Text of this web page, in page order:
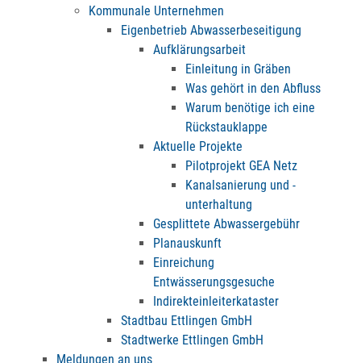
Kommunale Unternehmen
Eigenbetrieb Abwasserbeseitigung
Aufklärungsarbeit
Einleitung in Gräben
Was gehört in den Abfluss
Warum benötige ich eine
Rückstauklappe
Aktuelle Projekte
Pilotprojekt GEA Netz
Kanalsanierung und -
unterhaltung
Gesplittete Abwassergebühr
Planauskunft
Einreichung
Entwässerungsgesuche
Indirekteinleiterkataster
Stadtbau Ettlingen GmbH
Stadtwerke Ettlingen GmbH
Meldungen an uns